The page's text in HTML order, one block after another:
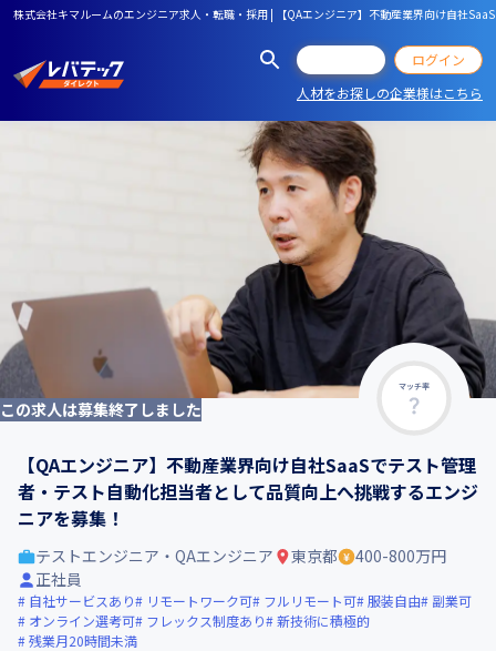
株式会社キマルームのエンジニア求人・転職・採用 | 【QAエンジニア】不動産業界向け自社
ログイン
人材をお探しの企業様はこちら
マッチ率
この求人は募集終了しました
【QAエンジニア】不動産業界向け自社SaaSでテスト管理
者・テスト自動化担当者として品質向上へ挑戦するエンジ
ニアを募集！
テストエンジニア・QAエンジニア 東京都
400-800万円
正社員
自社サービスあり リモートワーク可 フルリモート可 服装自由
副業可
オンライン選考可
フレックス制度あり
新技術に積極的
残業月20時間未満